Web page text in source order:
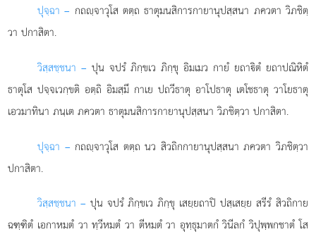
ปุจฺฉา – กถฺจาวุโส ตตฺถ ธาตุมนสิการกายานุปสฺสนา ภควตา วิภชิตฺ
วา ปกาสิตา.
วิสฺสชฺชนา – ปุน จปรํ ภิกฺขเว ภิกฺขุ อิมเมว กายํ ยถาิตํ ยถาปณิหิตํ
ธาตุโส ปจฺจเวกฺขติ อตฺถิ อิมสฺมึ กาเย ปถวีธาตุ อาโปธาตุ เตโชธาตุ วาโยธาตุ
เอวมาทินา ภนฺเต ภควตา ธาตุมนสิการกายานุปสฺสนา วิภชิตฺวา ปกาสิตา.
ปุจฺฉา – กถฺจาวุโส ตตฺถ นว สิวถิกกายานุปสฺสนา ภควตา วิภชิตฺวา
ปกาสิตา.
วิสฺสชฺชนา – ปุน จปรํ ภิกฺขเว ภิกฺขุ เสยฺยถาปิ ปสฺเสยฺย สรีรํ สิวถิกาย
ฉฑฺฑิตํ เอกาหมตํ วา ทฺวีหมตํ วา ตีหมตํ วา อุทฺธุมาตกํ วินีลกํ วิปุพฺพกชาตํ โส